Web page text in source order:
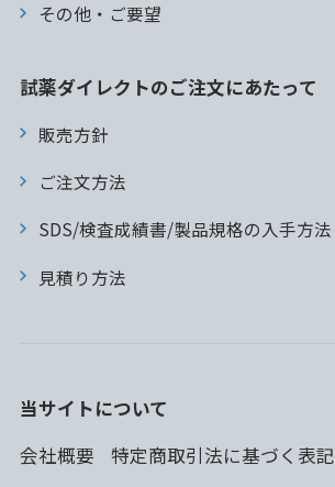
その他・ご要望
試薬ダイレクトのご注文にあたって
販売方針
ご注文方法
SDS/検査成績書/製品規格の入手方法
見積り方法
当サイトについて
会社概要
特定商取引法に基づく表記